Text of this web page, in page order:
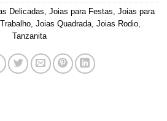
Delicadas, Joias para Festas, Joias para
, Joias Quadrada, Joias Rodio,
Tanzanita